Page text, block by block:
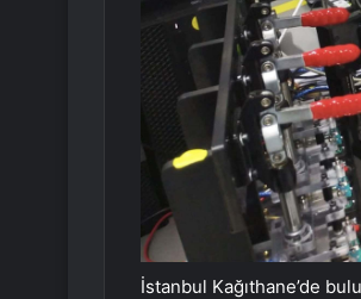
İstanbul Kağıthane’de